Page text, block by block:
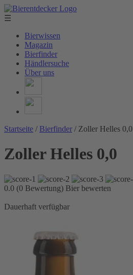
☰
Bierwissen
Magazin
Bierfinder
Händlersuche
Über uns
Startseite / Bierfinder / Zoller Helles 0,0
Zoller Helles 0,0
0.0 (0 Bewertung) Bier bewerten
Dauerhaft verfügbar